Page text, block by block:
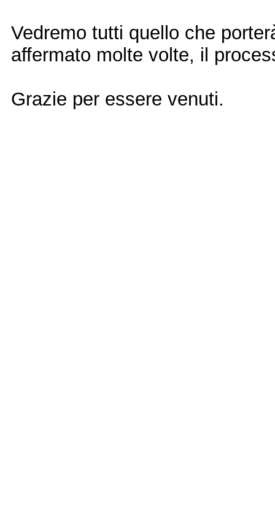
Vedremo tutti quello che
affermato molte volte, il
Grazie per essere venuti.